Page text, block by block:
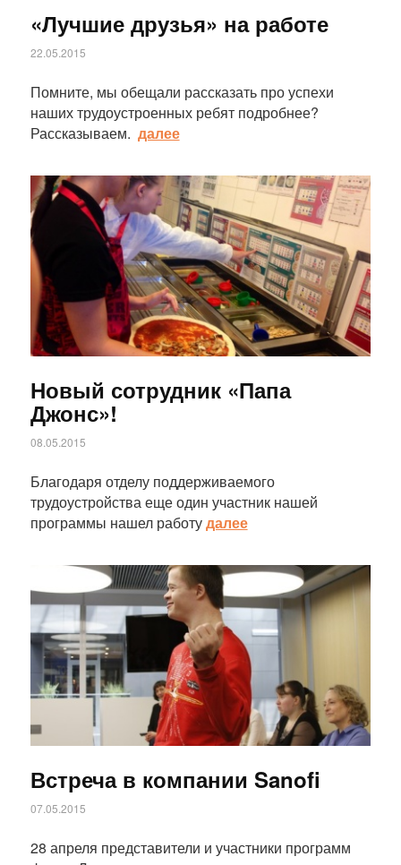
«Лучшие друзья» на работе
22.05.2015
Помните, мы обещали рассказать про успехи
наших трудоустроенных ребят подробнее?
Рассказываем. далее
Статья
Новый сотрудник «Папа
Джонс»!
08.05.2015
Благодаря отделу поддерживаемого
трудоустройства еще один участник нашей
программы нашел работудалее
Встреча в компании Sanofi
07.05.2015
28 апреля представители и участники программ